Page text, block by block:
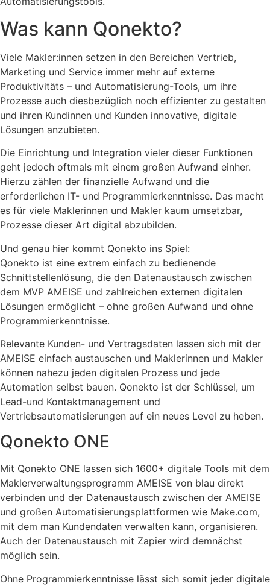
Was kann Qonekto?
Viele Makler:innen setzen in den Bereichen Vertrieb,
Marketing und Service immer mehr auf externe
Produktivitäts – und Automatisierung-Tools, um ihre
Prozesse auch diesbezüglich noch effizienter zu gestalten
und ihren Kundinnen und Kunden innovative, digitale
Lösungen anzubieten.
Die Einrichtung und Integration vieler dieser Funktionen
geht jedoch oftmals mit einem großen Aufwand einher.
Hierzu zählen der finanzielle Aufwand und die
erforderlichen IT- und Programmierkenntnisse. Das macht
es für viele Maklerinnen und Makler kaum umsetzbar,
Prozesse dieser Art digital abzubilden.
Und genau hier kommt Qonekto ins Spiel:
Qonekto ist eine extrem einfach zu bedienende
Schnittstellenlösung, die den Datenaustausch zwischen
dem MVP AMEISE und zahlreichen externen digitalen
Lösungen ermöglicht – ohne großen Aufwand und ohne
Programmierkenntnisse.
Relevante Kunden- und Vertragsdaten lassen sich mit der
AMEISE einfach austauschen und Maklerinnen und Makler
können nahezu jeden digitalen Prozess und jede
Automation selbst bauen. Qonekto ist der Schlüssel, um
Lead-und Kontaktmanagement und
Vertriebsautomatisierungen auf ein neues Level zu heben.
Qonekto ONE
Mit Qonekto ONE lassen sich 1600+ digitale Tools mit dem
Maklerverwaltungsprogramm AMEISE von blau direkt
verbinden und der Datenaustausch zwischen der AMEISE
und großen Automatisierungsplattformen wie Make.com,
mit dem man Kundendaten verwalten kann, organisieren.
Auch der Datenaustausch mit Zapier wird demnächst
möglich sein.
Ohne Programmierkenntnisse lässt sich somit jeder digitale